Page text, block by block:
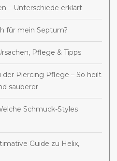
– Unterschiede erklärt
für mein Septum?
Pflege & Tipps
Piercing Pflege – So heilt
sauberer
Schmuck-Styles
Guide zu Helix,